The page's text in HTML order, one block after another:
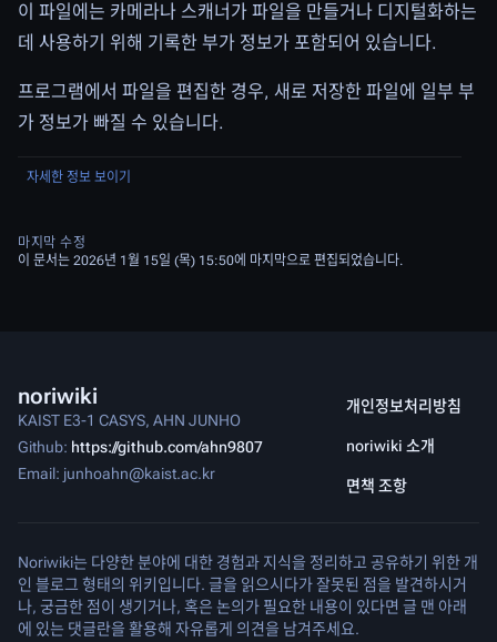
이 파일에는 카메라나 스캐너가 파일을 만들거나 디지털화하는
데 사용하기 위해 기록한 부가 정보가 포함되어 있습니다.
프로그램에서 파일을 편집한 경우, 새로 저장한 파일에 일부 부
가 정보가 빠질 수 있습니다.
자세한 정보 보이기
마지막 수정
이 문서는 2026년 1월 15일 (목) 15:50에 마지막으로 편집되었습니다.
noriwiki
KAIST E3-1 CASYS, AHN JUNHO
Github: https://github.com/ahn9807
Email: junhoahn@kaist.ac.kr
개인정보처리방침
noriwiki 소개
면책 조항
Noriwiki는 다양한 분야에 대한 경험과 지식을 정리하고 공유하기 위한 개
인 블로그 형태의 위키입니다. 글을 읽으시다가 잘못된 점을 발견하시거
나, 궁금한 점이 생기거나, 혹은 논의가 필요한 내용이 있다면 글 맨 아래
에 있는 댓글란을 활용해 자유롭게 의견을 남겨주세요.